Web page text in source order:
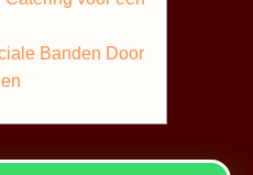
Banden Door